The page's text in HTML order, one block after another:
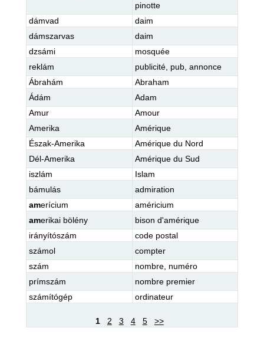
pinotte
dámvad
daim
dámszarvas
daim
dzsámi
mosquée
reklám
publicité, pub, annonce
Ábrahám
Abraham
Ádám
Adam
Amur
Amour
Amerika
Amérique
Észak-Amerika
Amérique du Nord
Dél-Amerika
Amérique du Sud
iszlám
Islam
bámulás
admiration
amerícium
américium
amerikai bölény
bison d'amérique
irányítószám
code postal
számol
compter
szám
nombre, numéro
prímszám
nombre premier
számítógép
ordinateur
1 2 3 4 5 >>